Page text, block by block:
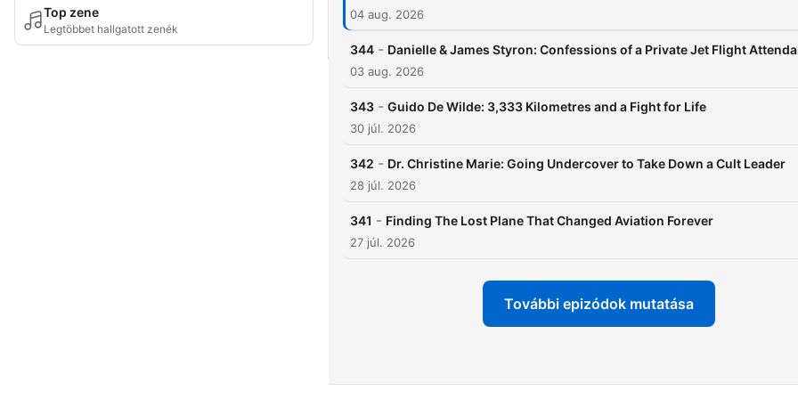
Top zene
Legtöbbet hallgatott zenék
04 aug. 2026
344 - Danielle & James Styron: Confessions of a Private Jet Flight
03 aug. 2026
343 - Guido De Wilde: 3,333 Kilometres and a Fight for Life
30 júl. 2026
342 - Dr. Christine Marie: Going Undercover to Take Down a Cult Leader
28 júl. 2026
341 - Finding The Lost Plane That Changed Aviation Forever
27 júl. 2026
További epizódok mutatása